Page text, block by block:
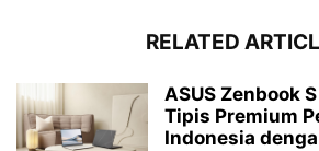
RELATED
ASUS Zenbook
Tipis Premium
Indonesia